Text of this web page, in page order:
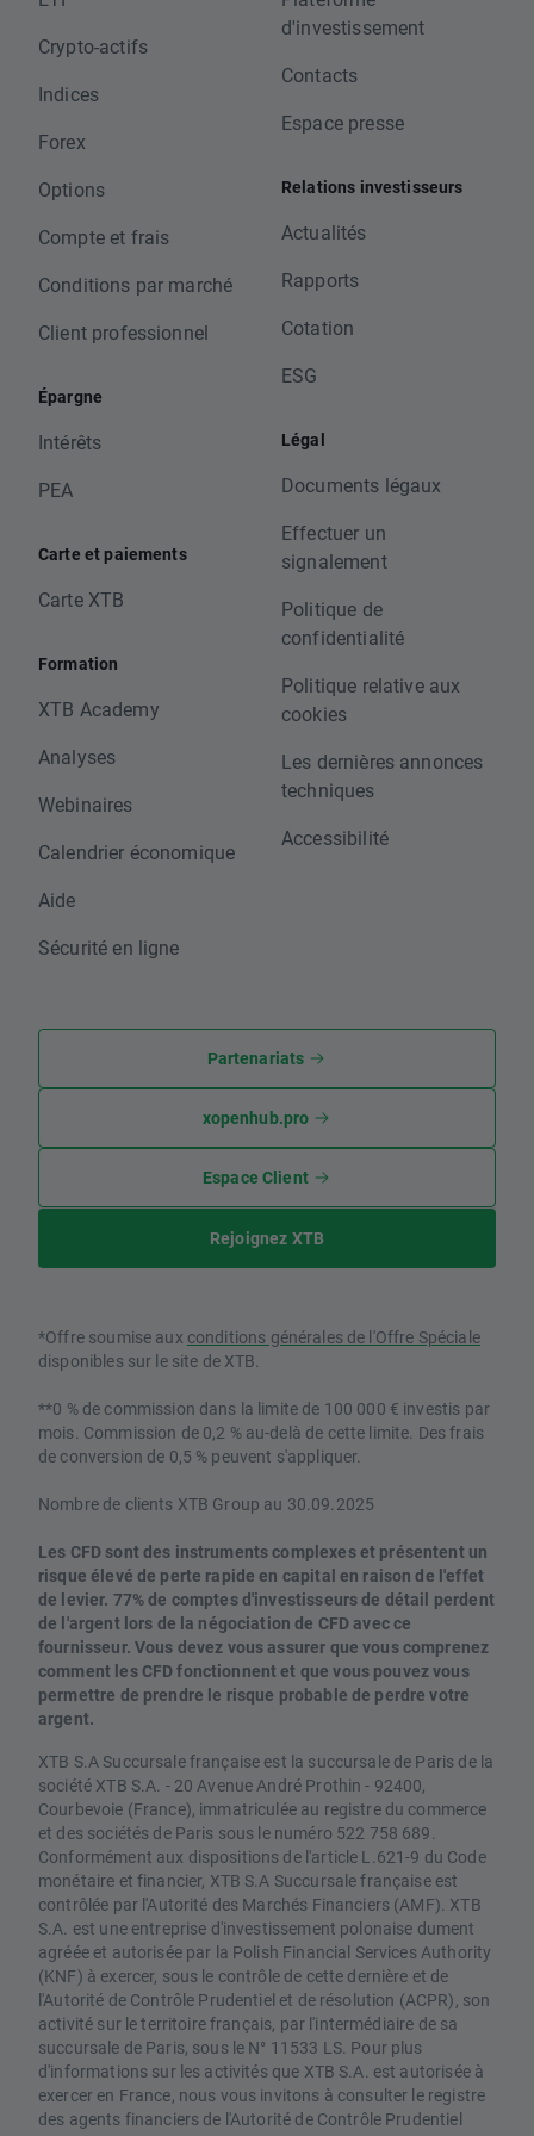
Crypto-actifs
Indices
Forex
Options
Compte et frais
Conditions par marché
Client professionnel
Épargne
Intérêts
PEA
Carte et paiements
Carte XTB
Formation
XTB Academy
Analyses
Webinaires
Calendrier économique
Aide
Sécurité en ligne
d'investissement
Contacts
Espace presse
Relations investisseurs
Actualités
Rapports
Cotation
ESG
Légal
Documents légaux
Effectuer un
signalement
Politique de
confidentialité
Politique relative aux
cookies
Les dernières annonces
techniques
Accessibilité
Partenariats
xopenhub.pro
Espace Client
Rejoignez XTB
*Offre soumise aux conditions générales de l'Offre Spéciale
disponibles sur le site de XTB.
**0 % de commission dans la limite de 100 000 € investis par
mois. Commission de 0,2 % au-delà de cette limite. Des frais
de conversion de 0,5 % peuvent s'appliquer.
Nombre de clients XTB Group au 30.09.2025
Les CFD sont des instruments complexes et présentent un
risque élevé de perte rapide en capital en raison de l'effet
de levier. 77% de comptes d'investisseurs de détail perdent
de l'argent lors de la négociation de CFD avec ce
fournisseur. Vous devez vous assurer que vous comprenez
comment les CFD fonctionnent et que vous pouvez vous
permettre de prendre le risque probable de perdre votre
argent.
XTB S.A Succursale française est la succursale de Paris de la
société XTB S.A. - 20 Avenue André Prothin - 92400,
Courbevoie (France), immatriculée au registre du commerce
et des sociétés de Paris sous le numéro 522 758 689.
Conformément aux dispositions de l'article L.621-9 du Code
monétaire et financier, XTB S.A Succursale française est
contrôlée par l'Autorité des Marchés Financiers (AMF). XTB
S.A. est une entreprise d'investissement polonaise dument
agréée et autorisée par la Polish Financial Services Authority
(KNF) à exercer, sous le contrôle de cette dernière et de
l'Autorité de Contrôle Prudentiel et de résolution (ACPR), son
activité sur le territoire français, par l'intermédiaire de sa
succursale de Paris, sous le N° 11533 LS. Pour plus
d'informations sur les activités que XTB S.A. est autorisée à
exercer en France, nous vous invitons à consulter le registre
des agents financiers de l'Autorité de Contrôle Prudentiel